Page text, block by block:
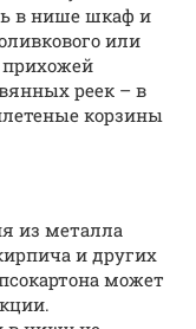
в нише шкаф и
или
прихожей
реек – в
корзины
из металла
и других
может